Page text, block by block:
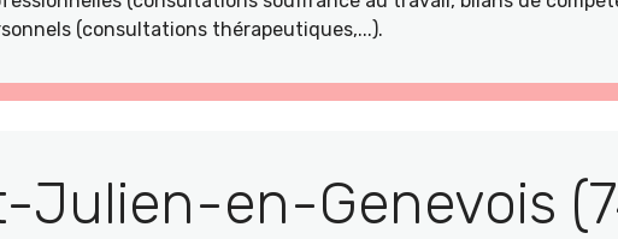
(consultations thérapeutiques,...).
Julien-en-Genevois